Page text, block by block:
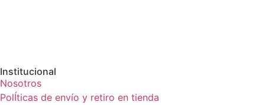
Institucional
Nosotros
PolÍticas de envío y retiro en tienda